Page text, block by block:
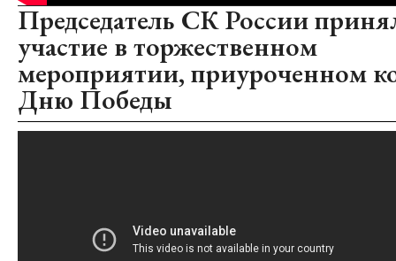
Председатель СК России
участие в торжественном
мероприятии, приуроченном
Дню Победы